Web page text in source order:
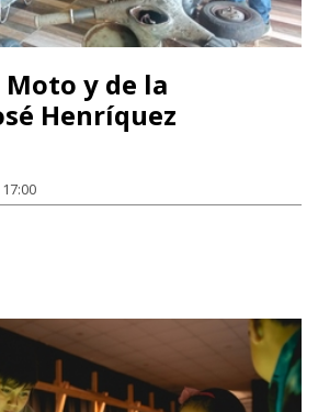
y de la
Henríquez
la Moto y de la Motoneta